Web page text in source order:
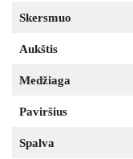
Skersmuo
Aukštis
Medžiaga
Paviršius
Spalva